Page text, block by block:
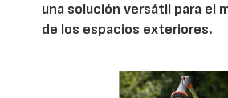
una solución versátil para el
de los espacios exteriores.